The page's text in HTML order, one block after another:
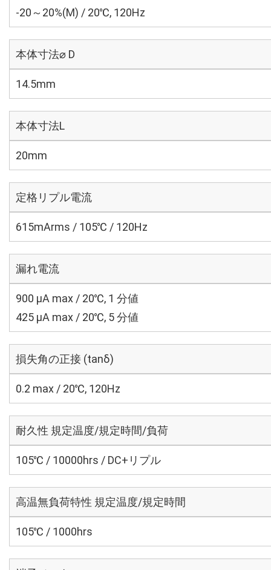
-20～20%(M) / 20℃, 120Hz
本体寸法⌀ D
14.5mm
本体寸法L
20mm
定格リプル電流
615mArms / 105℃ / 120Hz
漏れ電流
900 μA max / 20℃, 1 分値
425 μA max / 20℃, 5 分値
損失角の正接 (tanδ)
0.2 max / 20℃, 120Hz
耐久性 規定温度/規定時間/負荷
105℃ / 10000hrs / DC+リプル
高温無負荷特性 規定温度/規定時間
105℃ / 1000hrs